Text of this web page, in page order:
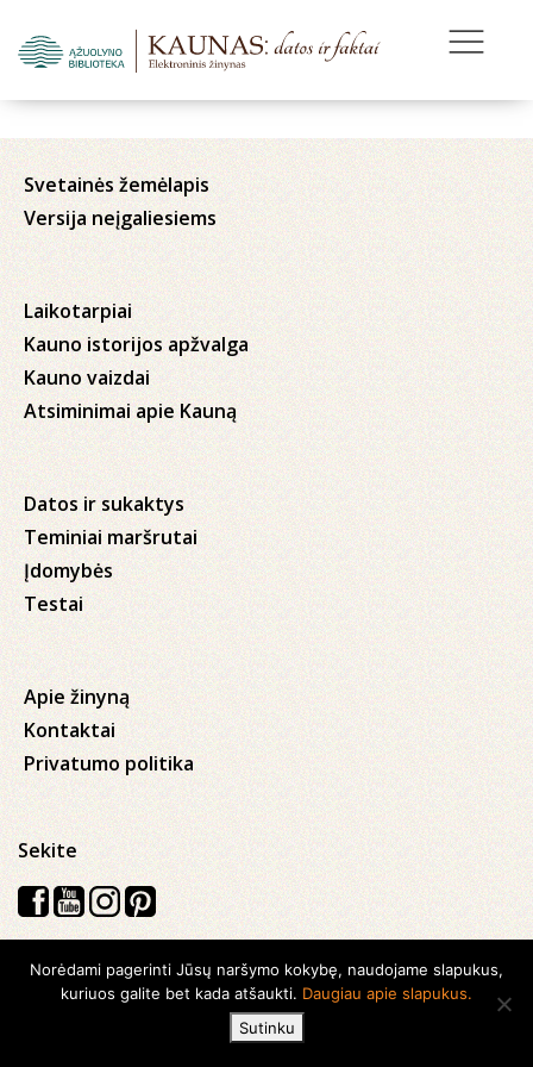
Svetainės žemėlapis
Versija neįgaliesiems
Laikotarpiai
Kauno istorijos apžvalga
Kauno vaizdai
Atsiminimai apie Kauną
Datos ir sukaktys
Teminiai maršrutai
Įdomybės
Testai
Apie žinyną
Kontaktai
Privatumo politika
Sekite
Visos teisės saugomos © 2026 Kauno apskrities viešoji Ąžuolyno
biblioteka
Norėdami pagerinti Jūsų naršymo kokybę, naudojame slapukus,
kuriuos galite bet kada atšaukti. Daugiau apie slapukus.
Sutinku